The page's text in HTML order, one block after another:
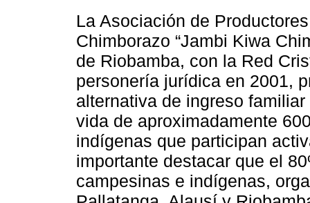
La Asociación de
Chimborazo “Jambi Kiwa
de Riobamba, con la Red
personería jurídica en 2001,
alternativa de ingreso
vida de aproximadamente
indígenas que participan
importante destacar que el
campesinas e indígenas,